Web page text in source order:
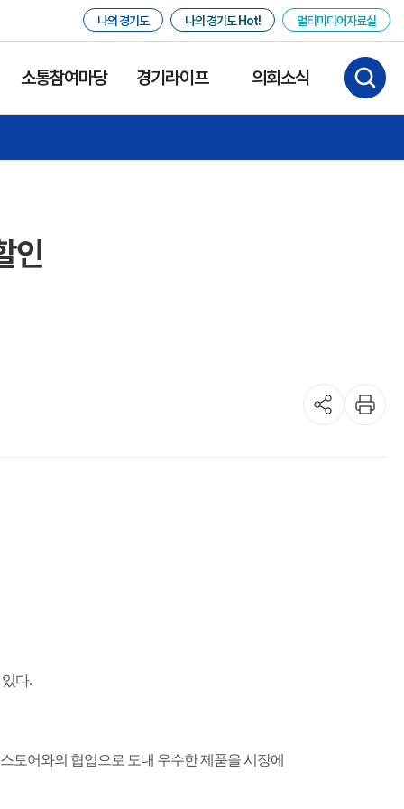
나의 경기도 나의 경기도 Hot! 멀티미디어자료실
소통참여마당 경기라이프 의회소식
인
다.
토어와의 협업으로 도내 우수한 제품을 시장에